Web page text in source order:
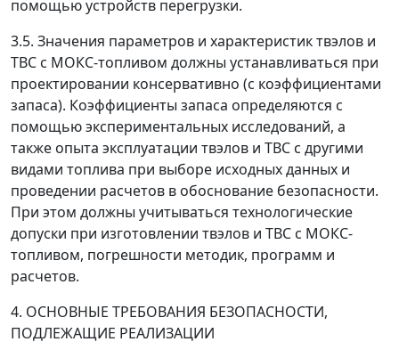
помощью устройств перегрузки.
3.5. Значения параметров и характеристик твэлов и
ТВС с МОКС-топливом должны устанавливаться при
проектировании консервативно (с коэффициентами
запаса). Коэффициенты запаса определяются с
помощью экспериментальных исследований, а
также опыта эксплуатации твэлов и ТВС с другими
видами топлива при выборе исходных данных и
проведении расчетов в обоснование безопасности.
При этом должны учитываться технологические
допуски при изготовлении твэлов и ТВС с МОКС-
топливом, погрешности методик, программ и
расчетов.
4. ОСНОВНЫЕ ТРЕБОВАНИЯ БЕЗОПАСНОСТИ,
ПОДЛЕЖАЩИЕ РЕАЛИЗАЦИИ